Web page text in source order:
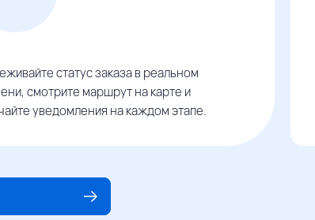
статус заказа в реальном
смотрите маршрут на карте и
уведомления на каждом этапе.